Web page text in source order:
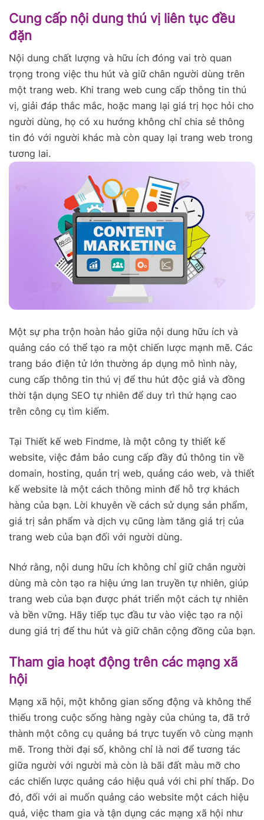
Cung cấp nội dung thú vị liên tục đều
đặn
Nội dung chất lượng và hữu ích đóng vai trò quan
trọng trong việc thu hút và giữ chân người dùng trên
một trang web. Khi trang web cung cấp thông tin thú
vị, giải đáp thắc mắc, hoặc mang lại giá trị học hỏi cho
người dùng, họ có xu hướng không chỉ chia sẻ thông
tin đó với người khác mà còn quay lại trang web trong
tương lai.
Một sự pha trộn hoàn hảo giữa nội dung hữu ích và
quảng cáo có thể tạo ra một chiến lược mạnh mẽ. Các
trang báo điện tử lớn thường áp dụng mô hình này,
cung cấp thông tin thú vị để thu hút độc giả và đồng
thời tận dụng SEO tự nhiên để duy trì thứ hạng cao
trên công cụ tìm kiếm.
Tại Thiết kế web Findme, là một công ty thiết kế
website, việc đảm bảo cung cấp đầy đủ thông tin về
domain, hosting, quản trị web, quảng cáo web, và thiết
kế website là một cách thông minh để hỗ trợ khách
hàng của bạn. Lời khuyên về cách sử dụng sản phẩm,
giá trị sản phẩm và dịch vụ cũng làm tăng giá trị của
trang web của bạn đối với người dùng.
Nhớ rằng, nội dung hữu ích không chỉ giữ chân người
dùng mà còn tạo ra hiệu ứng lan truyền tự nhiên, giúp
trang web của bạn được phát triển một cách tự nhiên
và bền vững. Hãy tiếp tục đầu tư vào việc tạo ra nội
dung giá trị để thu hút và giữ chân cộng đồng của bạn.
Tham gia hoạt động trên các mạng xã
hội
Mạng xã hội, một không gian sống động và không thể
thiếu trong cuộc sống hàng ngày của chúng ta, đã trở
thành một công cụ quảng bá trực tuyến vô cùng mạnh
mẽ. Trong thời đại số, không chỉ là nơi để tương tác
giữa người với người mà còn là bãi đất màu mỡ cho
các chiến lược quảng cáo hiệu quả với chi phí thấp. Do
đó, đối với ai muốn quảng cáo website một cách hiệu
quả, việc tham gia và tận dụng các mạng xã hội như